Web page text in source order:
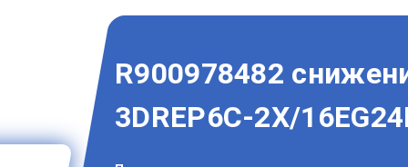
R900978482
3DREP6C-2X/